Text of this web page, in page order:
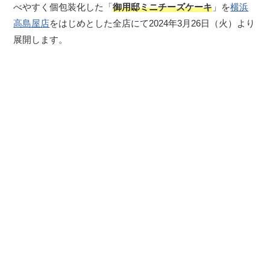
べやすく個包装化した「御用邸ミニチーズケーキ 」を横浜
高島屋店をはじめとした全店にて2024年3月26日（火）より
展開します。